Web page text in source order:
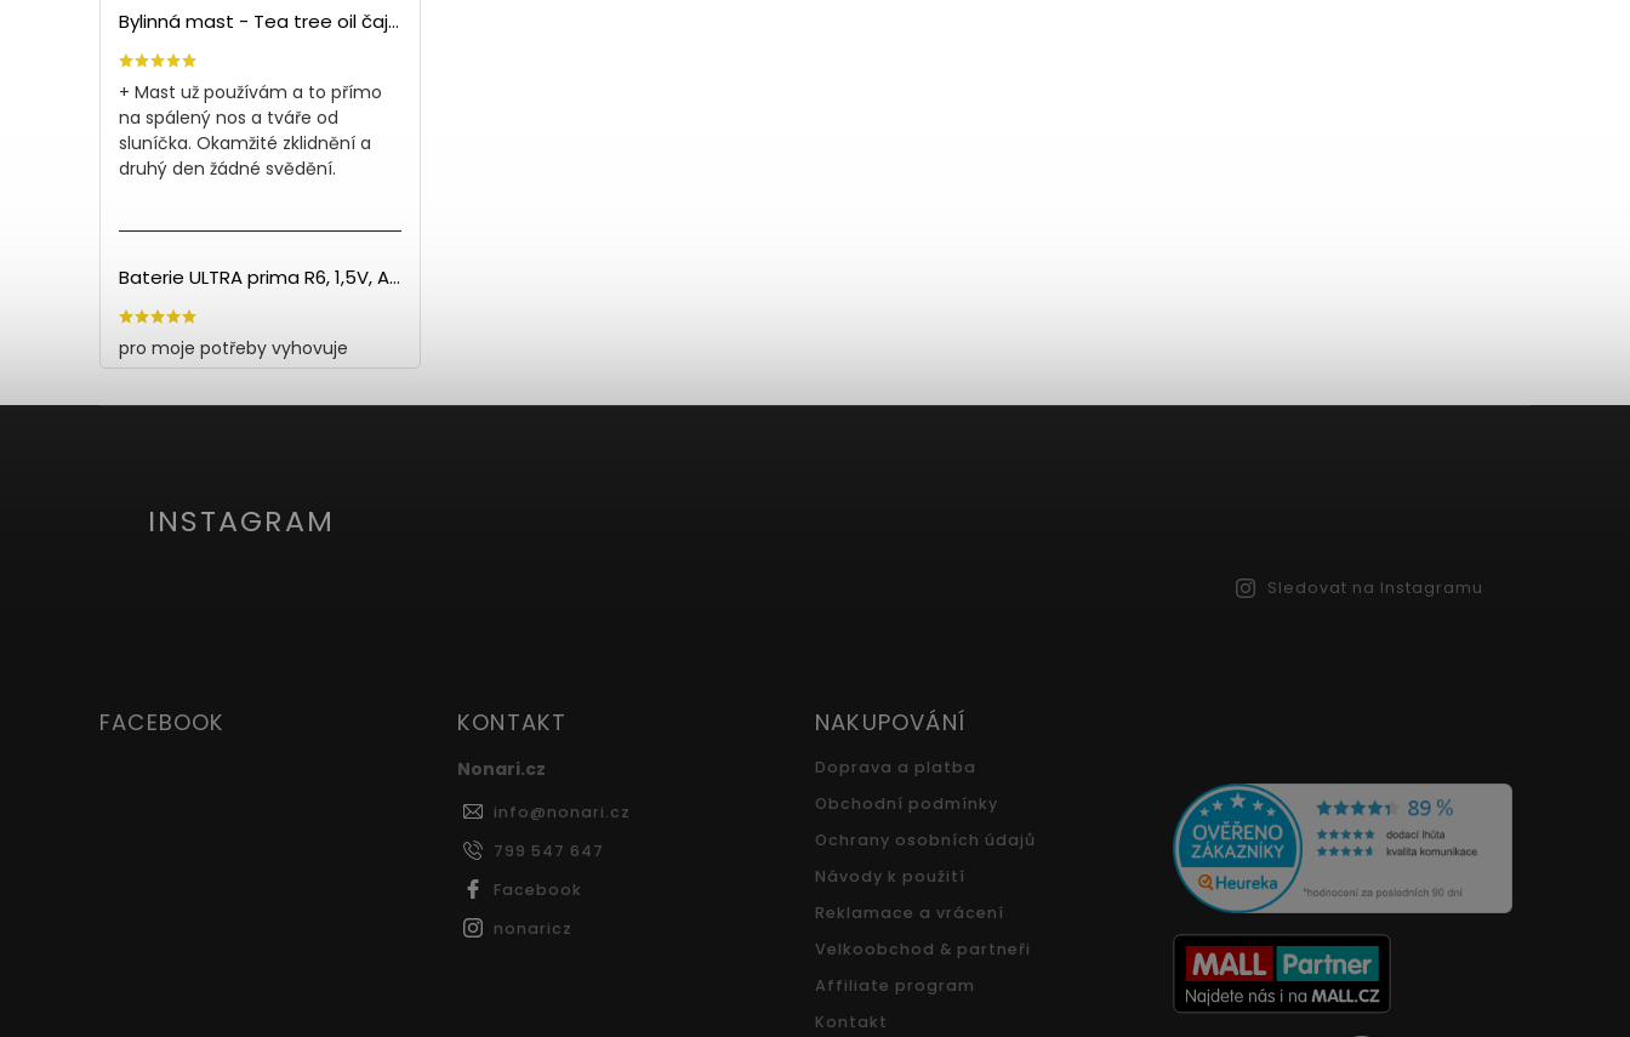
Bylinná mast - Tea tree oil čajovník (150ml)
+ Mast už používám a to přímo
na spálený nos a tváře od
sluníčka. Okamžité zklidnění a
druhý den žádné svědění.
Baterie ULTRA prima R6, 1,5V, AA - 60ks
pro moje potřeby vyhovuje
INSTAGRAM
Sledovat na Instagramu
FACEBOOK KONTAKT
Nonari.cz
info@nonari.cz
799 547 647
Facebook
nonaricz
NAKUPOVÁNÍ
Doprava a platba
Obchodní podmínky
Ochrany osobních údajů
Návody k použití
Reklamace a vrácení
Velkoobchod & partneři
Affiliate program
Kontakt